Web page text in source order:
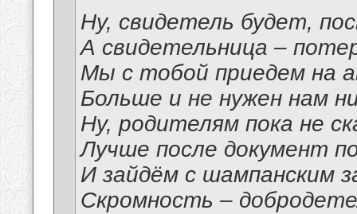
Ну, свидетель будет,
А свидетельница –
Мы с тобой приедем на
Больше и не нужен нам
Ну, родителям пока не
Лучше после документ
И зайдём с шампанским
Скромность –